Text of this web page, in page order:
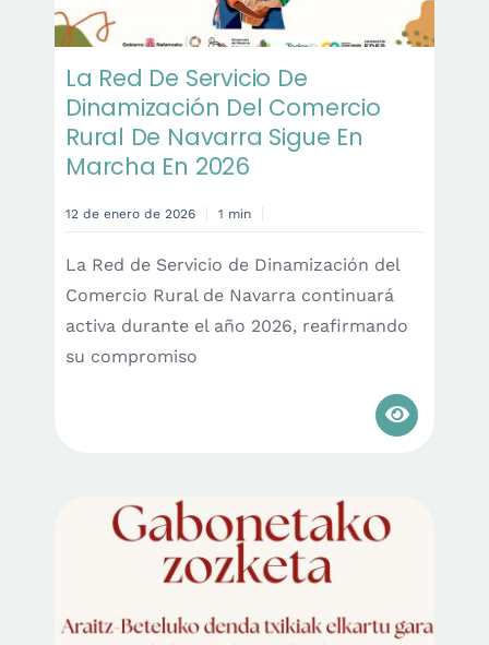
La Red De Servicio De
Dinamización Del Comercio
Rural De Navarra Sigue En
Marcha En 2026
12 de enero de 2026 1 min
La Red de Servicio de Dinamización del
Comercio Rural de Navarra continuará
activa durante el año 2026, reafirmando
su compromiso